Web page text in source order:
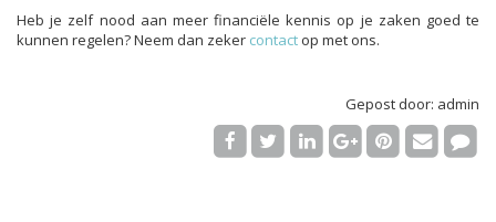
Heb je zelf nood aan meer financiële kennis op je zaken goed te
kunnen regelen? Neem dan zeker contact op met ons.
Gepost door: admin